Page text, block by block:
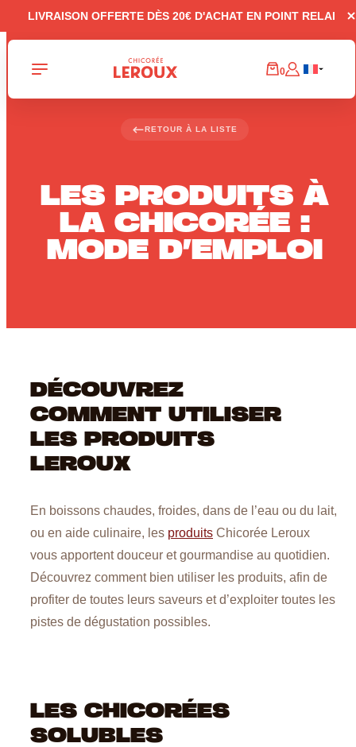
LIVRAISON OFFERTE DÈS 20€ D'ACHAT EN POINT RELAI
0
RETOUR À LA LISTE
LES PRODUITS À
LA CHICORÉE :
MODE D’EMPLOI
DÉCOUVREZ
COMMENT UTILISER
LES PRODUITS
LEROUX
En boissons chaudes, froides, dans de l’eau ou du lait,
ou en aide culinaire, les produits Chicorée Leroux
vous apportent douceur et gourmandise au quotidien.
Découvrez comment bien utiliser les produits, afin de
profiter de toutes leurs saveurs et d’exploiter toutes les
pistes de dégustation possibles.
LES CHICORÉES
SOLUBLES
Panneau de gestion des cookies